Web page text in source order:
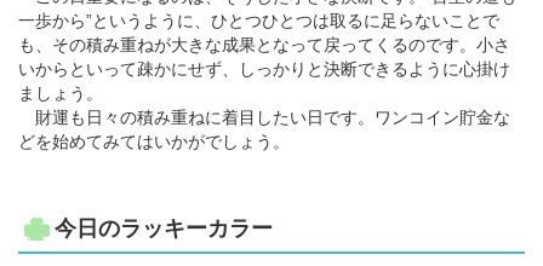
一歩から”というように、ひとつひとつは取るに足らないことで
も、その積み重ねが大きな成果となって戻ってくるのです。小さ
いからといって疎かにせず、しっかりと決断できるように心掛け
ましょう。
財運も日々の積み重ねに着目したい日です。ワンコイン貯金な
どを始めてみてはいかがでしょう。
今日のラッキーカラー